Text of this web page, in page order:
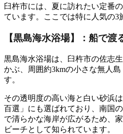
臼杵市には、夏に訪れたい定番
ています。ここでは特に人気の3
【黒島海水浴場】：船で渡
黒島海水浴場は、臼杵市の佐志
かぶ、周囲約3kmの小さな無人
す。
その透明度の高い海と白い砂浜
百選」にも選ばれており、南国
で清らかな海岸が広がるため、
ビーチとして知られています。